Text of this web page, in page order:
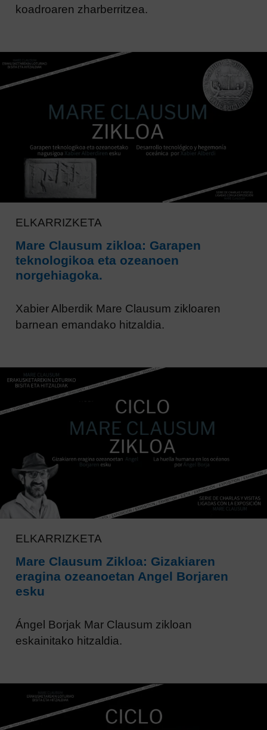
koadroaren zharberritzea.
ELKARRIZKETA
Mare Clausum zikloa: Garapen
teknologikoa eta ozeanoen
norgehiagoka.
Xabier Alberdik Mare Clausum zikloaren
barnean emandako hitzaldia.
ELKARRIZKETA
Mare Clausum Zikloa: Gizakiaren
eragina ozeanoetan Angel Borjaren
esku
Ángel Borjak Mar Clausum zikloan
eskainitako hitzaldia.